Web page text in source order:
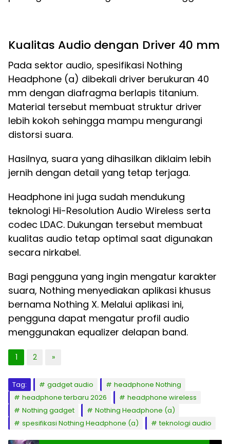
Kualitas Audio dengan Driver 40 mm
Pada sektor audio, spesifikasi Nothing
Headphone (a) dibekali driver berukuran 40
mm dengan diafragma berlapis titanium.
Material tersebut membuat struktur driver
lebih kokoh sehingga mampu mengurangi
distorsi suara.
Hasilnya, suara yang dihasilkan diklaim lebih
jernih dengan detail yang tetap terjaga.
Headphone ini juga sudah mendukung
teknologi Hi-Resolution Audio Wireless serta
codec LDAC. Dukungan tersebut membuat
kualitas audio tetap optimal saat digunakan
secara nirkabel.
Bagi pengguna yang ingin mengatur karakter
suara, Nothing menyediakan aplikasi khusus
bernama Nothing X. Melalui aplikasi ini,
pengguna dapat mengatur profil audio
menggunakan equalizer delapan band.
1 2 »
Tag: gadget audio
headphone Nothing
headphone terbaru 2026
headphone wireless
Nothing gadget
Nothing Headphone (a)
spesifikasi Nothing Headphone (a)
teknologi audio